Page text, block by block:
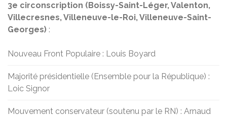
3e circonscription (Boissy-Saint-Léger, Valenton,
Villecresnes, Villeneuve-le-Roi, Villeneuve-Saint-
Georges) :
Nouveau Front Populaire : Louis Boyard
Majorité présidentielle (Ensemble pour la République) :
Loic Signor
Mouvement conservateur (soutenu par le RN) : Arnaud